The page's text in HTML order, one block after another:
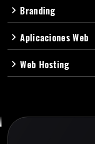
navigate_next Branding
navigate_nextAplicaciones Web
navigate_nextWeb Hosting